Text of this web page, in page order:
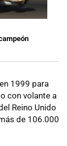
1999 para
con volante a
Reino Unido
de 106.000